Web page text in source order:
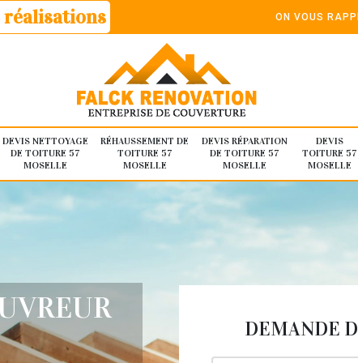
réalisations ON VOUS
DEVIS NETTOYAGE
DE TOITURE 57
MOSELLE
RÉHAUSSEMENT DE
TOITURE 57
MOSELLE
DEVIS RÉPARATION
DE TOITURE 57
MOSELLE
DEVIS
TOITURE 57
MOSELLE
DEMANDE